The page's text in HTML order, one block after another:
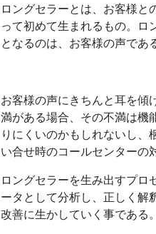
ロングセラーとは、お客様と
って初めて生まれるもの。ロ
となるのは、お客様の声であ
お客様の声にきちんと耳を傾
満がある場合、その不満は機
りにくいのかもしれないし、
い合せ時のコールセンターの
ロングセラーを生み出すプ
ータとして分析し、正しく解
改善に生かしていく事である。